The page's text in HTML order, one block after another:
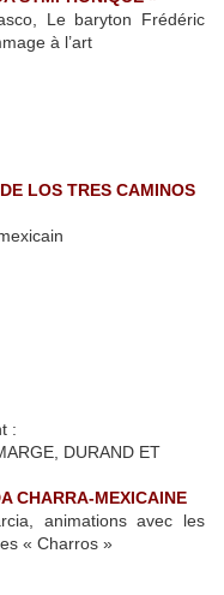
Le baryton Frédéric
à l’art
LOS TRES CAMINOS
:
DURAND ET
CHARRA-MEXICAINE
animations avec les
« Charros »